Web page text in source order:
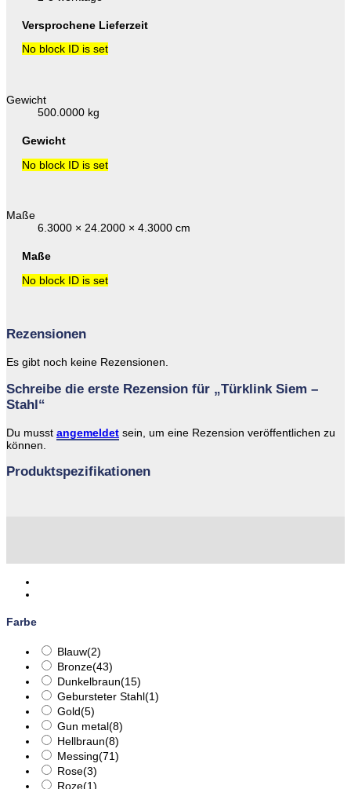
Versprochene Lieferzeit
No block ID is set
Gewicht
500.0000 kg
Gewicht
No block ID is set
Maße
6.3000 × 24.2000 × 4.3000 cm
Maße
No block ID is set
Rezensionen
Es gibt noch keine Rezensionen.
Schreibe die erste Rezension für „Türklink Siem –
Stahl“
Du musst angemeldet sein, um eine Rezension veröffentlichen zu
können.
Produktspezifikationen
Farbe
Blauw(2)
Bronze(43)
Dunkelbraun(15)
Gebursteter Stahl(1)
Gold(5)
Gun metal(8)
Hellbraun(8)
Messing(71)
Rose(3)
Roze(1)